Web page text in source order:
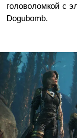
головоломкой с
Dogubomb.